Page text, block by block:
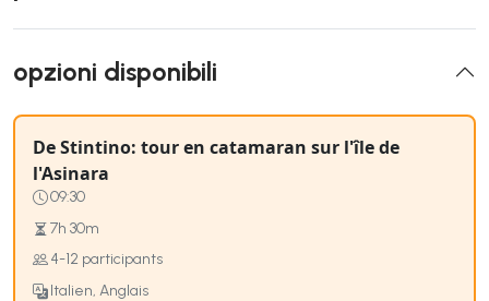
opzioni disponibili
De Stintino: tour en catamaran sur l'île de
l'Asinara
09:30
7h 30m
4-12 participants
Italien, Anglais